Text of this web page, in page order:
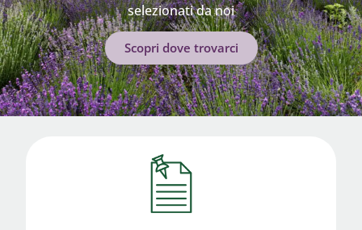
selezionati da noi
Scopri dove trovarci